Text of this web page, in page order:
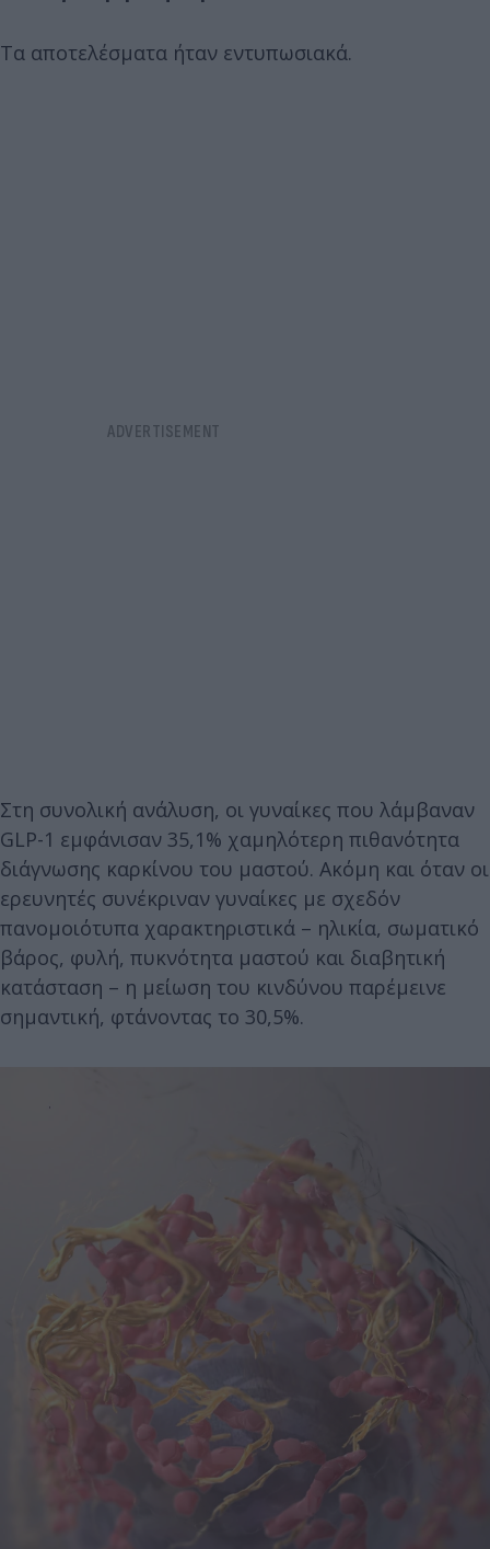
Τα αποτελέσματα ήταν εντυπωσιακά.
Στη συνολική ανάλυση, οι γυναίκες που λάμβαναν
GLP-1 εμφάνισαν 35,1% χαμηλότερη πιθανότητα
διάγνωσης καρκίνου του μαστού. Ακόμη και όταν οι
ερευνητές συνέκριναν γυναίκες με σχεδόν
πανομοιότυπα χαρακτηριστικά – ηλικία, σωματικό
βάρος, φυλή, πυκνότητα μαστού και διαβητική
κατάσταση – η μείωση του κινδύνου παρέμεινε
σημαντική, φτάνοντας το 30,5%.